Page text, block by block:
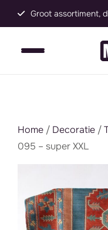
Groot assortiment,
Home / Decoratie /
095 – super XXL